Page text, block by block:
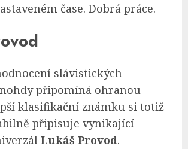
čase. Dobrá práce.
slávistických
připomíná ohranou
klasifikační známku si totiž
připisuje vynikající
Lukáš Provod.